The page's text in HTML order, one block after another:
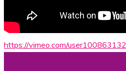
https://vimeo.com/user100863132